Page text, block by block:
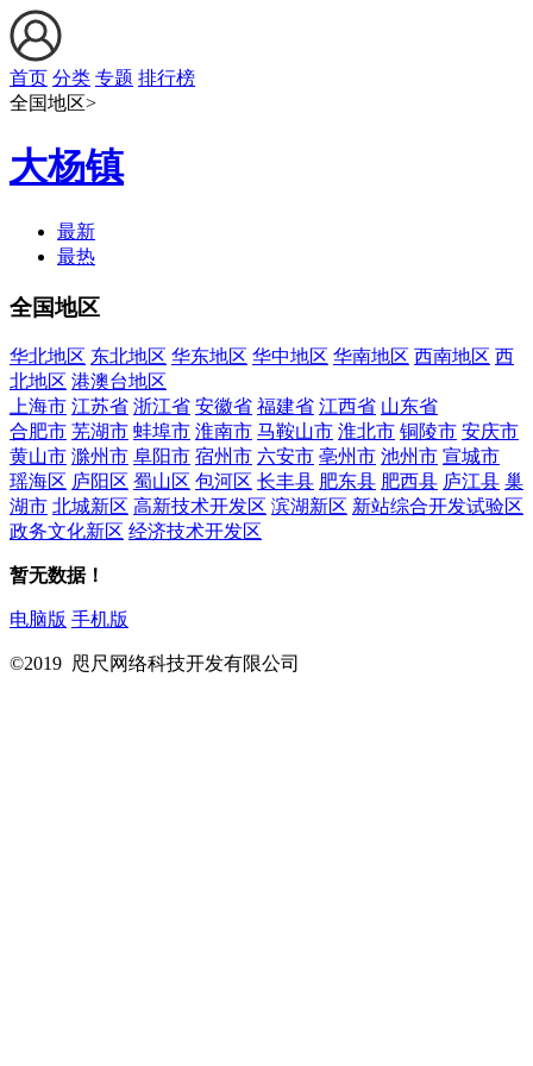
首页 分类 专题 排行榜
全国地区>
大杨镇
最新
最热
全国地区
华北地区 东北地区 华东地区 华中地区 华南地区 西南地区 西
北地区 港澳台地区
上海市 江苏省 浙江省 安徽省 福建省 江西省 山东省
合肥市 芜湖市 蚌埠市 淮南市 马鞍山市 淮北市 铜陵市 安庆市
黄山市 滁州市 阜阳市 宿州市 六安市 亳州市 池州市 宣城市
瑶海区 庐阳区 蜀山区 包河区 长丰县 肥东县 肥西县 庐江县 巢
湖市 北城新区 高新技术开发区 滨湖新区 新站综合开发试验区
政务文化新区 经济技术开发区
暂无数据！
电脑版 手机版
©2019 咫尺网络科技开发有限公司